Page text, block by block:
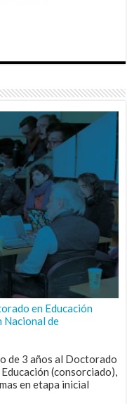
en Educación
Nacional de
de 3 años al Doctorado
(consorciado),
en etapa inicial